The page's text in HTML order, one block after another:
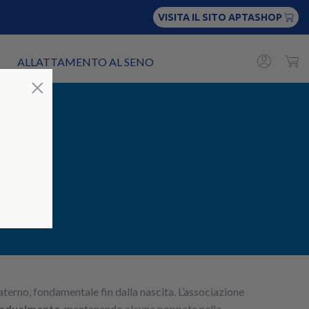
fondamentale fin dalla nascita. L’associazione
× Chiudi
VISITA IL SITO APTASHOP
ALLATTAMENTO AL SENO